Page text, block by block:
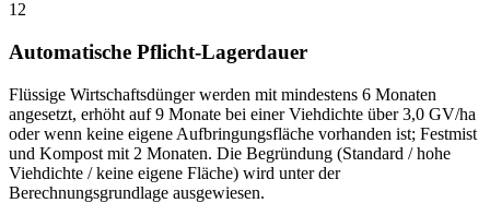
12
Automatische Pflicht-Lagerdauer
Flüssige Wirtschaftsdünger werden mit mindestens 6 Monaten
angesetzt, erhöht auf 9 Monate bei einer Viehdichte über 3,0 GV/ha
oder wenn keine eigene Aufbringungsfläche vorhanden ist; Festmist
und Kompost mit 2 Monaten. Die Begründung (Standard / hohe
Viehdichte / keine eigene Fläche) wird unter der
Berechnungsgrundlage ausgewiesen.